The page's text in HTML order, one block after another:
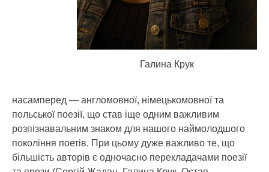
Галина Крук
насамперед — англомовної, німецькомовної та
польської поезії, що став іще одним важливим
розпізнавальним знаком для нашого наймолодшого
покоління поетів. При цьому дуже важливо те, що
більшість авторів є одночасно перекладачами поезії